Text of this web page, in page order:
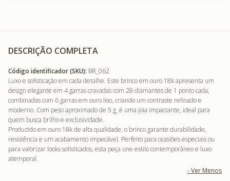
DESCRIÇÃO COMPLETA
Código identificador (SKU): BR_062
Luxo e sofisticação em cada detalhe. Este brinco em ouro 18k apresenta um
design elegante em 4 garras cravadas com 28 diamantes de 1 ponto cada,
combinadas com 6 garras em ouro liso, criando um contraste refinado e
moderno. Com peso aproximado de 5 g, é uma joia impactante, ideal para
quem busca brilho e exclusividade.
Produzido em ouro 18k de alta qualidade, o brinco garante durabilidade,
resistência e um acabamento impecável. Perfeito para ocasiões especiais ou
para valorizar looks sofisticados, esta peça une estilo contemporâneo e luxo
atemporal.